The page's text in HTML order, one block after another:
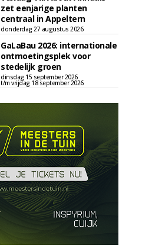
zet eenjarige planten
centraal in Appeltern
donderdag 27 augustus 2026
GaLaBau 2026: internationale
ontmoetingsplek voor
stedelijk groen
dinsdag 15 september 2026
t/m vrijdag 18 september 2026